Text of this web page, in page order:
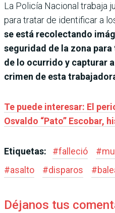
La Policía Nacional trabaja
para tratar de identificar a
se está recolectando
seguridad de la zona
de lo ocurrido y capturar
crimen de esta
Te puede interesar: El
Osvaldo “Pato” Escobar,
Etiquetas: #falleció #
#asalto #disparos #
Déjanos tus